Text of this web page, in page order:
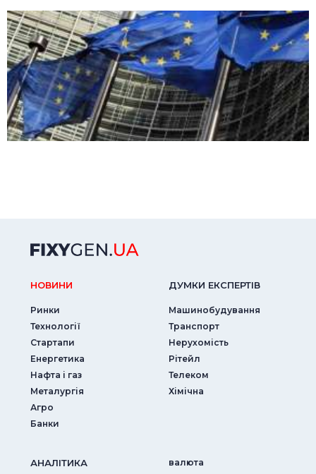
НОВИНИ
Ринки
Технології
Стартапи
Енергетика
Нафта і газ
Металургія
Агро
Банки
ДУМКИ ЕКСПЕРТIВ
Машинобудування
Транспорт
Нерухомість
Рітейл
Телеком
Хімічна
АНАЛIТИКА
валюта